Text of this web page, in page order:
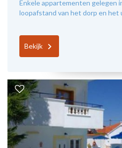
Enkele appartementen gelegen
loopafstand van het dorp en
Bekijk